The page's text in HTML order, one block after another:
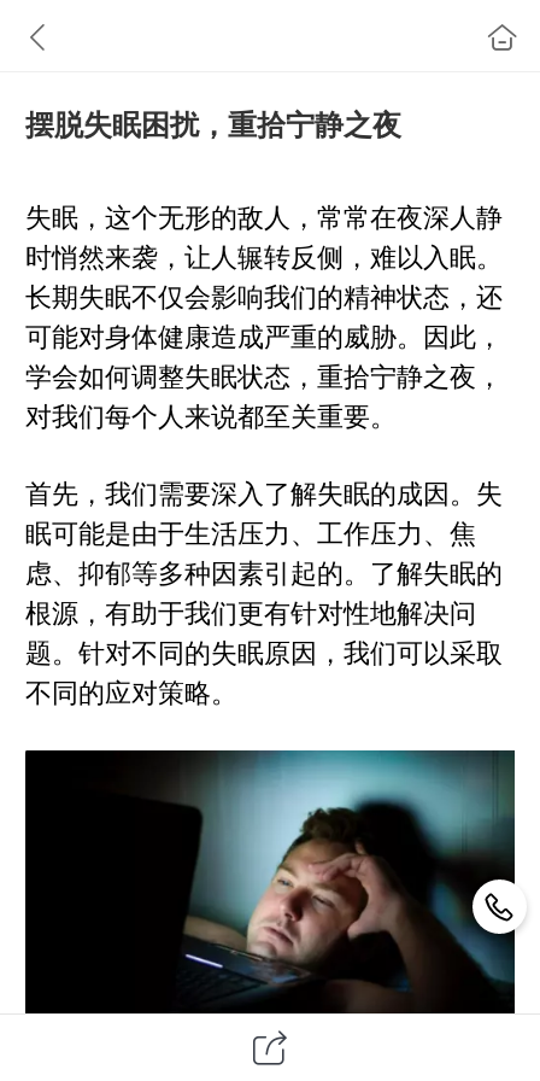
摆脱失眠困扰，重拾宁静之夜
失眠，这个无形的敌人，常常在夜深人静
时悄然来袭，让人辗转反侧，难以入眠。
长期失眠不仅会影响我们的精神状态，还
可能对身体健康造成严重的威胁。因此，
学会如何调整失眠状态，重拾宁静之夜，
对我们每个人来说都至关重要。
首先，我们需要深入了解失眠的成因。失
眠可能是由于生活压力、工作压力、焦
虑、抑郁等多种因素引起的。了解失眠的
根源，有助于我们更有针对性地解决问
题。针对不同的失眠原因，我们可以采取
不同的应对策略。